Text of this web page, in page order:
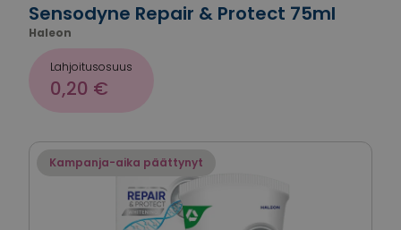
Sensodyne Repair & Protect 75ml
Haleon
Lahjoitusosuus
0,20 €
Kampanja-aika päättynyt